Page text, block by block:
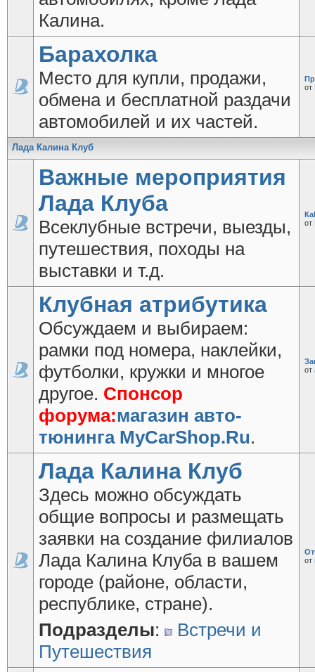
Калина.
Барахолка
Место для купли, продажи,
обмена и бесплатной раздачи
автомобилей и их частей.
от
Лада Калина Клуб
Важные мероприятия
Лада Клуба
Всеклубные встречи, выезды,
путешествия, походы на
выставки и т.д.
от
Клубная атрибутика
Обсуждаем и выбираем:
рамки под номера, наклейки,
футболки, кружки и многое
другое. Спонсор
форума:магазин авто-
тюнинга MyCarShop.Ru.
от
Лада Калина Клуб
Здесь можно обсуждать
общие вопросы и размещать
заявки на создание филиалов
Лада Калина Клуба в вашем
городе (районе, области,
республике, стране).
Подразделы:
Встречи и
Путешествия
от